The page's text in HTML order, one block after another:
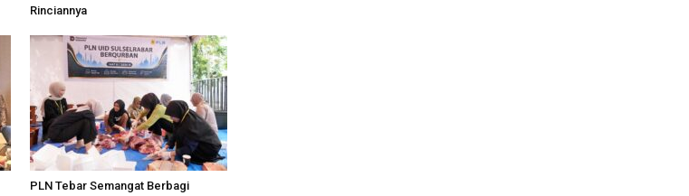
Rinciannya
PLN Tebar Semangat Berbagi